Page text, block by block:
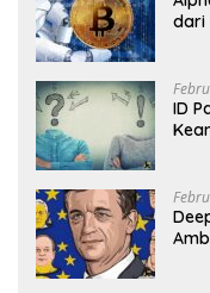
dari
ID